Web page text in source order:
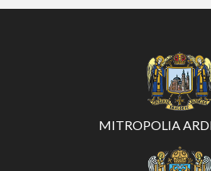
MITROPOLIA